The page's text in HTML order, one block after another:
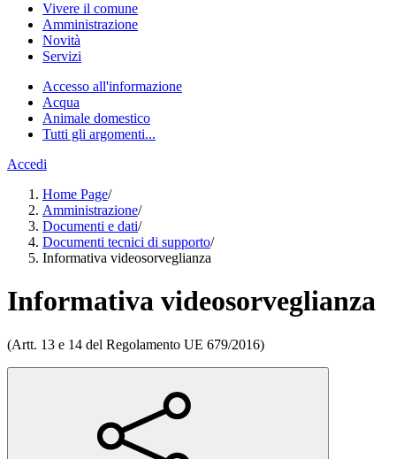
Vivere il comune
Amministrazione
Novità
Servizi
Accesso all'informazione
Acqua
Animale domestico
Tutti gli argomenti...
Accedi
Home Page/
Amministrazione/
Documenti e dati/
Documenti tecnici di supporto/
Informativa videosorveglianza
Informativa videosorveglianza
(Artt. 13 e 14 del Regolamento UE 679/2016)